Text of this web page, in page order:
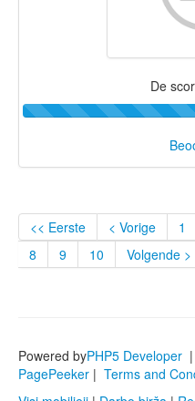
De
<< Eerste < Vorige 1
8
9 10 Volgende >
Powered byPHP5 Developer |
PagePeeker | Terms and